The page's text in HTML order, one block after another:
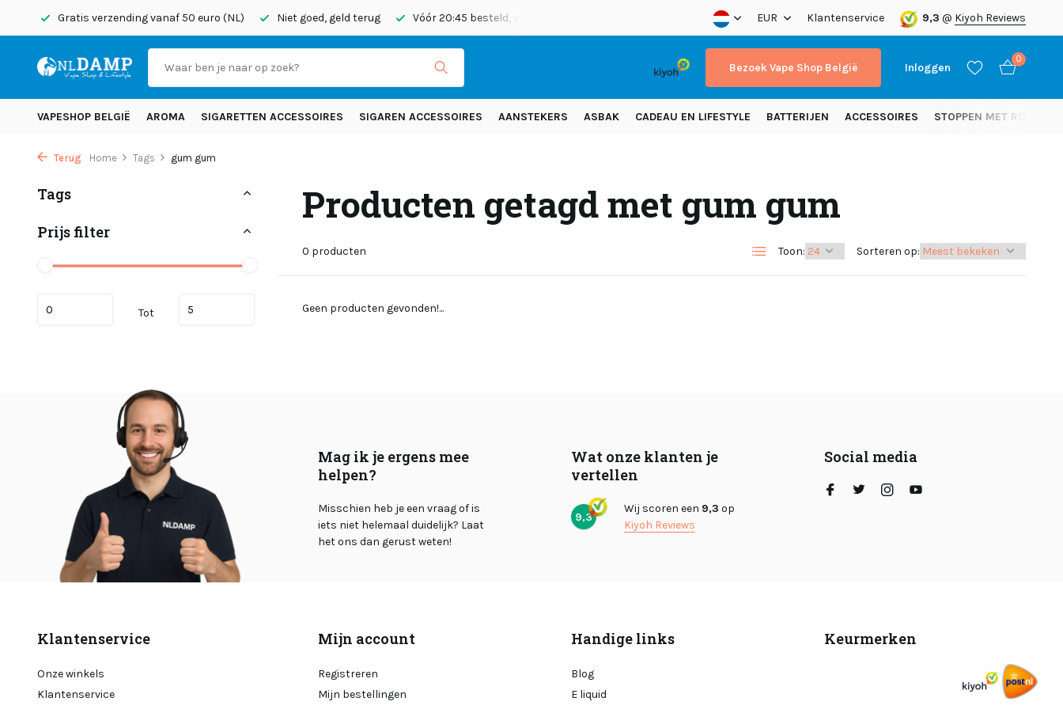
Gratis verzending vanaf 50 euro (NL) Niet goed, geld terug Vóór 20:45 besteld, vandaag verzonden Gratis verzending vanaf 50 euro (NL)
EUR Klantenservice 9,3 @ Kiyoh Reviews
Bezoek Vape Shop België Inloggen
0
VAPESHOP BELGIË AROMA SIGARETTEN ACCESSOIRES SIGAREN ACCESSOIRES AANSTEKERS ASBAK CADEAU EN LIFESTYLE BATTERIJEN ACCESSOIRES STOPPEN MET ROKEN
Terug Home Tags gum gum
Tags
Prijs filter
Tot
Producten getagd met gum gum
0 producten Toon: Sorteren op:
Geen producten gevonden!...
Mag ik je ergens mee
helpen?
Misschien heb je een vraag of is
iets niet helemaal duidelijk? Laat
het ons dan gerust weten!
Wat onze klanten je
vertellen
9,3
Wij scoren een 9,3 op
Kiyoh Reviews
Social media
Klantenservice
Onze winkels
Klantenservice
Mijn account
Registreren
Mijn bestellingen
Handige links
Blog
E liquid
Keurmerken